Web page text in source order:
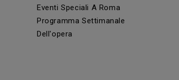
Eventi Speciali A Roma
Programma Settimanale
Dell'opera